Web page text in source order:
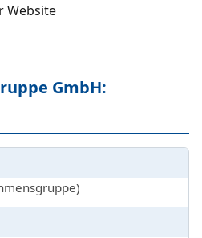
Website
GmbH: